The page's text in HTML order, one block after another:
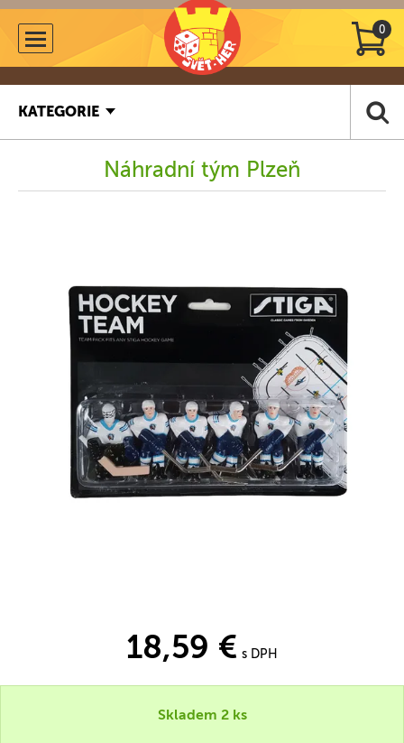
0
KATEGORIE
Náhradní tým Plzeň
18,59 € s DPH
Skladem 2 ks